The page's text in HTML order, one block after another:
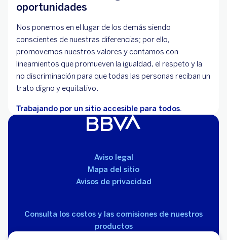
oportunidades
Nos ponemos en el lugar de los demás siendo
conscientes de nuestras diferencias; por ello,
promovemos nuestros valores y contamos con
lineamientos que promueven la igualdad, el respeto y la
no discriminación para que todas las personas reciban un
trato digno y equitativo.
Trabajando por un sitio accesible para todos.
Aviso legal
Mapa del sitio
Avisos de privacidad
Consulta los costos y las comisiones de nuestros
productos